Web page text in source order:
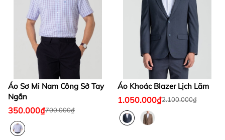
Áo Sơ Mi Nam Công Sở Tay
Ngắn
350.000₫700.000₫
Áo Khoác Blazer Lịch Lãm
1.050.000₫2.100.000₫